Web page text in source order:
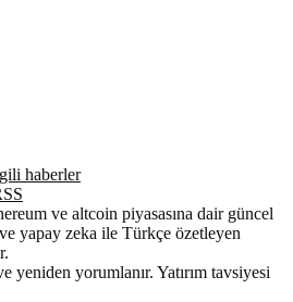
haberler
ve altcoin piyasasına dair güncel
yapay zeka ile Türkçe özetleyen
yeniden yorumlanır. Yatırım tavsiyesi